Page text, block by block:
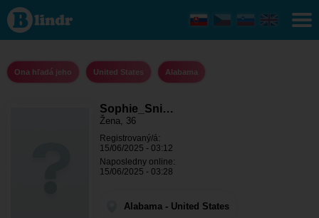
Sophie_Snipe
- Ona hľadá
jeho Alabama
Ona hľadá jeho United States Alabama
Sophie_Sni…
Žena, 36
Registrovaný/á:
15/06/2025 - 03:12
Naposledny online:
15/06/2025 - 03:28
Alabama - United States